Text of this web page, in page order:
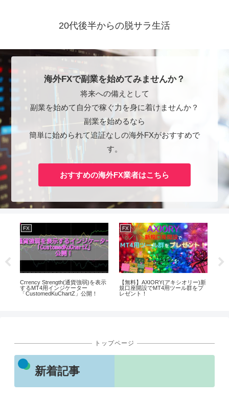
20代後半からの脱サラ生活
海外FXで副業を始めてみませんか？
将来への備えとして
副業を始めて自分で稼ぐ力を身に着けませんか？
副業を始めるなら
簡単に始められて追証なしの海外FXがおすすめで
す。
おすすめの海外FX業者はこちら
FX
Crrency Strength(通貨強弱)を表示
するMT4用インジケーター
「CustomedKuChartZ」公開！
FX
【無料】AXIORY(アキシオリー)新
規口座開設でMT4用ツール群をプ
レゼント！
トップページ
新着記事